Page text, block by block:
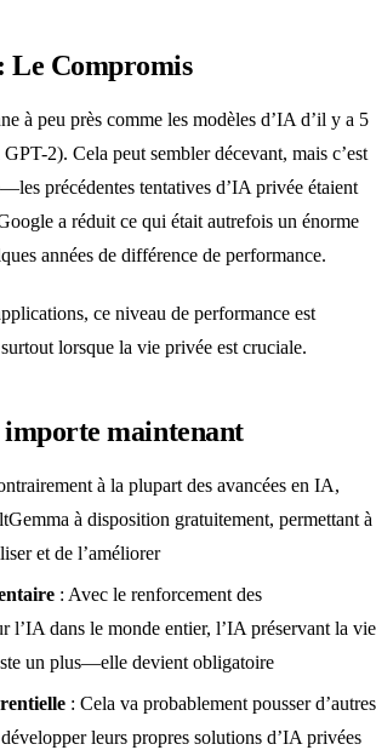
Le Compromis
à peu près comme les modèles d’IA d’il y a 5
2). Cela peut sembler décevant, mais c’est
précédentes tentatives d’IA privée étaient
a réduit ce qui était autrefois un énorme
années de différence de performance.
ce niveau de performance est
lorsque la vie privée est cruciale.
maintenant
à la plupart des avancées en IA,
à disposition gratuitement, permettant à
et de l’améliorer
: Avec le renforcement des
l’IA dans le monde entier, l’IA préservant la vie
un plus—elle devient obligatoire
: Cela va probablement pousser d’autres
leurs propres solutions d’IA privées